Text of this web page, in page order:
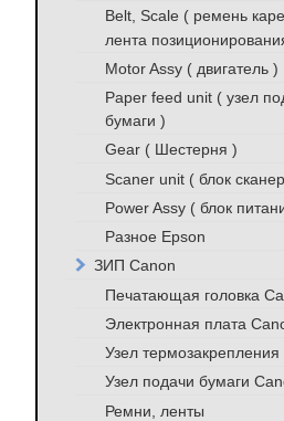
Belt, Scale ( ремень
лента
Motor Assy ( двигатель )
Paper feed unit ( узел
бумаги )
Gear ( Шестерня )
Scaner unit ( блок
Power Assy ( блок
Разное Epson
ЗИП Canon
Печатающая головка
Электронная плата
Узел термозакрепления
Узел подачи бумаги
Ремни, ленты